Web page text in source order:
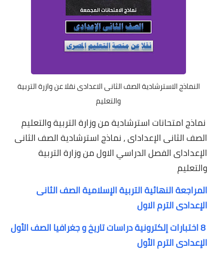
النماذج الاسترشادية الصف الثانى الاعدادى نقلا عن وازرة التربية
والتعليم
نماذج امتحانات استرشادية من وزارة التربية والتعليم
الصف الثانى الإعداداى , نماذج استرشادية الصف الثانى
الإعداداىالفصل الدراسي الاول من وزارة التربية
والتعليم
المراجعة النهائية التربية الإسلامية الصف الثانى
الإعدادى الترم الاول
8 اختبارات إلكترونية دراسات تاريخ و جغرافيا الصف الأول
الإعدادى الترم الأول